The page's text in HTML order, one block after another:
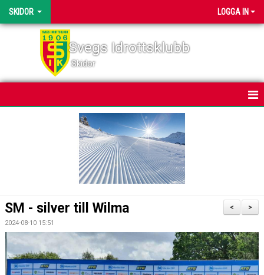
SKIDOR LOGGA IN
Svegs Idrottsklubb
Skidor
DOKUMENT
SVEGSSKIDAN
KONTAKT
>
<
SM - silver till Wilma
2024-08-10 15:51